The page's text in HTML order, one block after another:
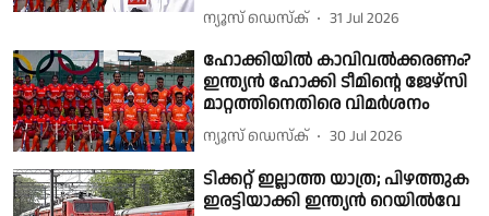
ന്യൂസ് ഡെസ്ക് 31 Jul 2026
ഹോക്കിയിൽ കാവിവൽക്കരണം?
ഇന്ത്യൻ ഹോക്കി ടീമിൻ്റെ ജേഴ്‌സി
മാറ്റത്തിനെതിരെ വിമർശനം
ന്യൂസ് ഡെസ്ക് 30 Jul 2026
ടിക്കറ്റ് ഇല്ലാത്ത യാത്ര; പിഴത്തുക
ഇരട്ടിയാക്കി ഇന്ത്യൻ റെയിൽവേ